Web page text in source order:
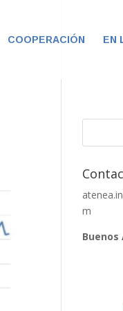
COOPERACIÓN EN
m